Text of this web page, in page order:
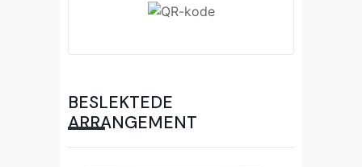
BESLEKTEDE
ARRANGEMENT